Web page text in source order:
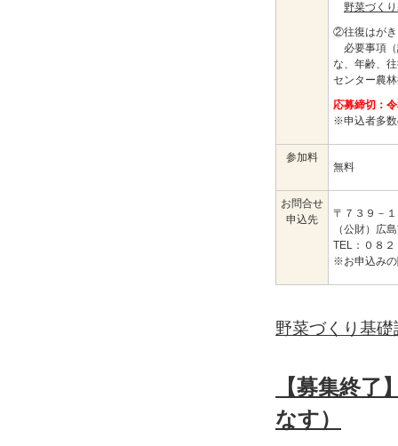
野菜づく
②往復はがき
必要事項（
な、年齢、
センター農
応募締切：
※申込者多数
参加料
無料
お問合せ
申込先
〒７３９－
（公財）広
TEL：０８
※お申込みの
野菜づくり基
【募集終
なす）